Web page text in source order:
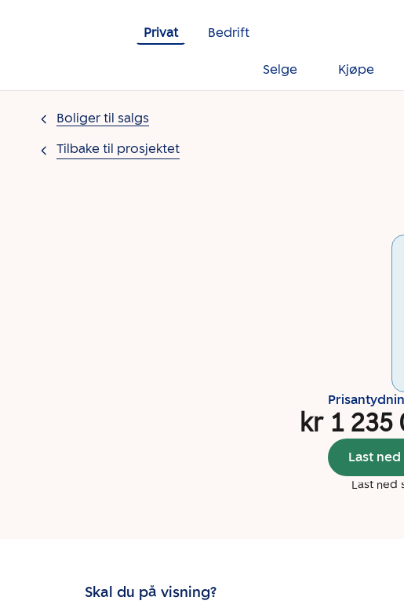
Privat
Bedrift
Selge Kjøpe
Boliger til salgs
Tilbake til prosjektet
kr 1 235
Last
Last ned
Skal du på visning?